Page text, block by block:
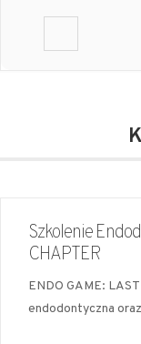
Szkolenie
CHAPTER
ENDO GAME:
endodontyczna